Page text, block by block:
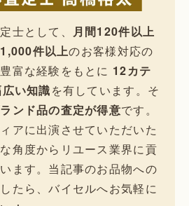
士として、 月間120件以上
件以上のお客様対応の
富な経験をもとに 12カテ
い知識を有しています。そ
ンド品の査定が得意です。
アに出演させていただいた
角度からリユース業界に貢
ます。当記事のお品物への
たら、バイセルへお気軽に